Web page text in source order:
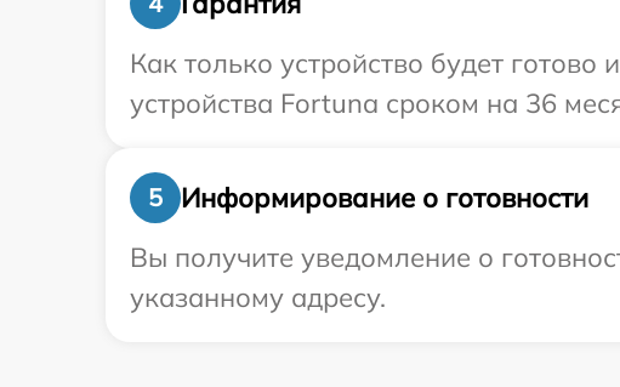
Как только устройство будет
устройства Fortuna сроком на 36
5
Информирование о готовности
Вы получите уведомление о
указанному адресу.